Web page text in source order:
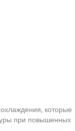
которые
при повышенных